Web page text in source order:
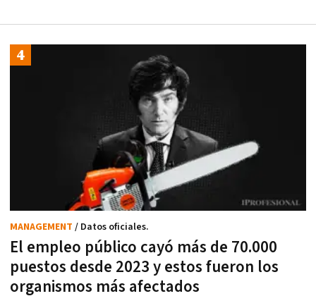
El empleo público cayó más de 70.000
puestos desde 2023 y estos fueron los
organismos más afectados
MANAGEMENT / Datos oficiales.